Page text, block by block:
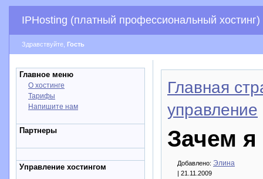
IPHosting (платный профессиональный хостинг)
Здравствуйте, Гость
Главное меню
О хостинге
Тарифы
Напишите нам
Партнеры
Управление хостингом
Главная
управление
Зачем
Добавлено: Элина
| 21.11.2009